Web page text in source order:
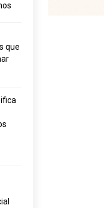
que